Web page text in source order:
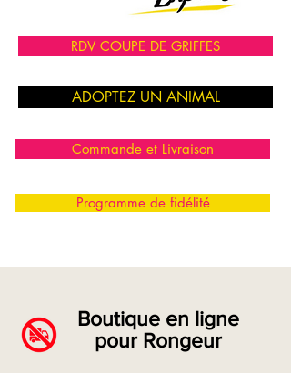
RDV COUPE DE GRIFFES
ADOPTEZ UN ANIMAL
Commande et Livraison
Programme de fidélité
Boutique en ligne
pour Rongeur